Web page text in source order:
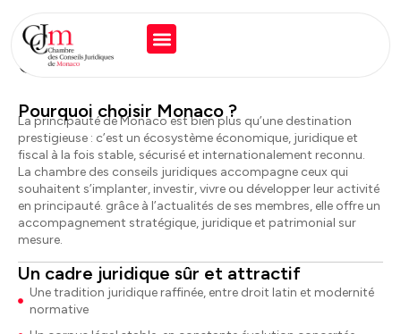
S'installer à Monaco ?
Pourquoi choisir Monaco ?
La principauté de Monaco est bien plus qu’une destination
prestigieuse : c’est un écosystème économique, juridique et
fiscal à la fois stable, sécurisé et internationalement reconnu.
La chambre des conseils juridiques accompagne ceux qui
souhaitent s’implanter, investir, vivre ou développer leur activité
en principauté. grâce à l’actualités de ses membres, elle offre un
accompagnement stratégique, juridique et patrimonial sur
mesure.
Un cadre juridique sûr et attractif
Une tradition juridique raffinée, entre droit latin et modernité
normative